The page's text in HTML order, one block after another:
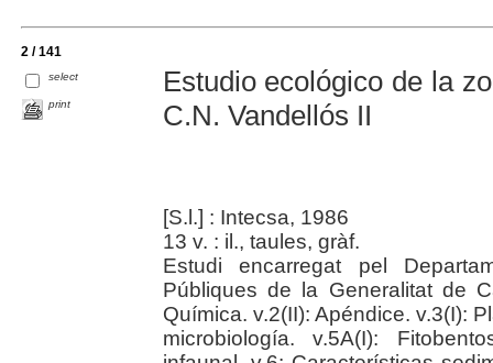
2 / 141
select
print
Estudio ecológico de la
C.N. Vandellós II
[S.l.] : Intecsa, 1986
13 v. : il., taules, gràf.
Estudi encarregat pel
Públiques de la Generalitat de
Química. v.2(II): Apéndice. v.3(I):
microbiología. v.5A(I):